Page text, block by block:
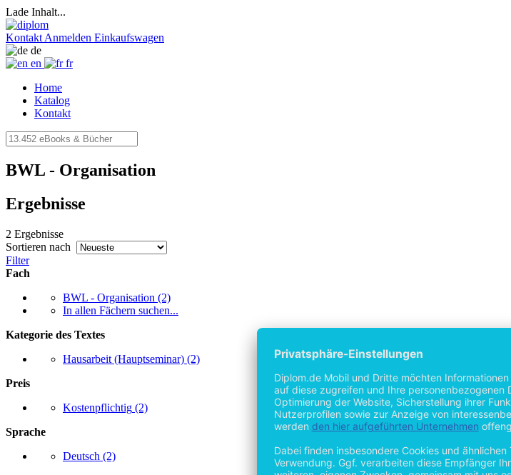
Lade Inhalt...
Kontakt Anmelden Einkaufswagen
de
en
fr
Home
Katalog
Kontakt
BWL - Organisation
Ergebnisse
2 Ergebnisse
Sortieren nach
Filter
Fach
BWL - Organisation (2)
In allen Fächern suchen...
Kategorie des Textes
Hausarbeit (Hauptseminar) (2)
Preis
Kostenpflichtig (2)
Sprache
Deutsch (2)